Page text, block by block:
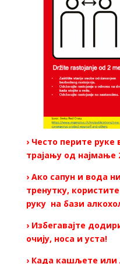
› Често перите
трајању од најмање
› Ако сапун и вода
тренутку,
руку на бази
› Избегавајте
очију, носа и уста!
› Када кашљете или